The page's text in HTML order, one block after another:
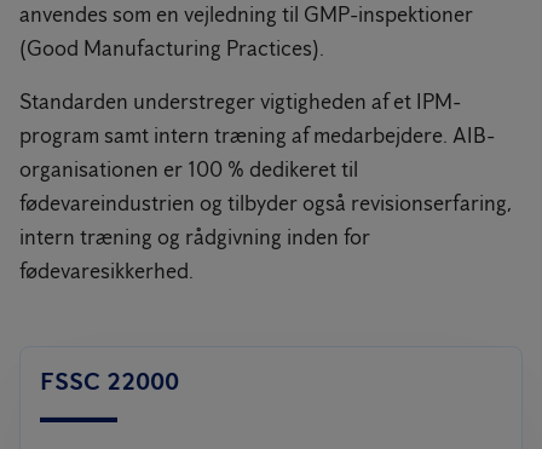
anvendes som en vejledning til GMP-inspektioner
(Good Manufacturing Practices).
Standarden understreger vigtigheden af et IPM-
program samt intern træning af medarbejdere. AIB-
organisationen er 100 % dedikeret til
fødevareindustrien og tilbyder også revisionserfaring,
intern træning og rådgivning inden for
fødevaresikkerhed.
FSSC 22000